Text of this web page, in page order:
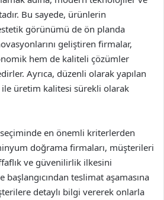
Bu sayede, ürünlerin
estetik görünümü de ön planda
geliştiren firmalar,
hem de kaliteli çözümler
Ayrıca, düzenli olarak yapılan
üretim kalitesi sürekli olarak
en önemli kriterlerden
doğrama firmaları, müşterileri
ve güvenilirlik ilkesini
teslimat aşamasına
detaylı bilgi vererek onlarla